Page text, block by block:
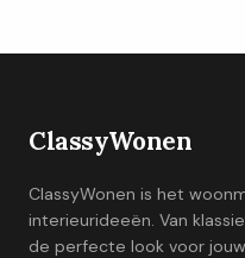
ClassyWonen
ClassyWonen is het
interieurideeën. Van
de perfecte look voor jouw